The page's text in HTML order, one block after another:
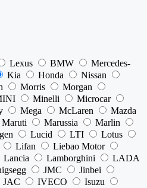
Lexus BMW
Mercedes-
Kia Honda
Nissan
Morris
Morgan
Minelli
Microcar
Mega McLaren
Mazda
Maruti Marussia
Marlin
Lucid LTI
Lotus
Lifan
Liebao Motor
Lancia Lamborghini
LADA
JMC
Jinbei
JAC IVECO
Isuzu